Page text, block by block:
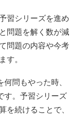
習シリーズを進め
問題を解く数が減
問題の内容や今考
す。
問もやった時、
す。予習シリーズ
を続けることで、